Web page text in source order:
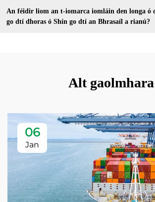
An féidir liom an t-iomarca iomláin den longa ó
go dtí dhoras ó Shín go dtí an Bhrasaíl a rianú?
Alt gaolmhara
06
Jan